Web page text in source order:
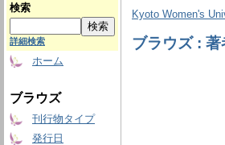
検索
詳細検索
ホーム
ブラウズ
刊行物タイプ
発行日
Kyoto Women's
ブラウズ :